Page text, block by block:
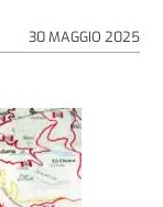
30 MAGGIO 2025